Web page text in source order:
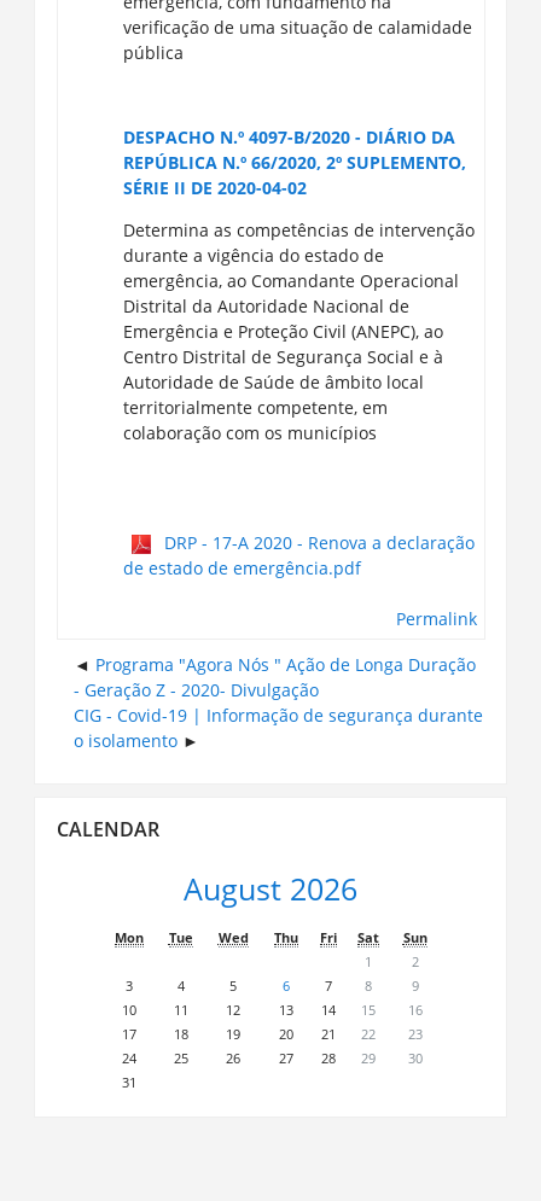
verificação de uma situação de calamidade
pública
DESPACHO N.º 4097-B/2020 - DIÁRIO DA
REPÚBLICA N.º 66/2020, 2º SUPLEMENTO,
SÉRIE II DE 2020-04-02
Determina as competências de intervenção
durante a vigência do estado de
emergência, ao Comandante Operacional
Distrital da Autoridade Nacional de
Emergência e Proteção Civil (ANEPC), ao
Centro Distrital de Segurança Social e à
Autoridade de Saúde de âmbito local
territorialmente competente, em
colaboração com os municípios
DRP - 17-A 2020 - Renova a declaração
de estado de emergência.pdf
Permalink
Programa "Agora Nós " Ação de Longa Duração
- Geração Z - 2020- Divulgação
CIG - Covid-19 | Informação de segurança durante
o isolamento
Calendar
CALENDAR
August 2026
Mon Tue Wed Thu Fri Sat
Sun
1
2
3
4 5 6 7 8
9
10
11 12 13 14 15
16
17
18 19 20 21 22
23
24
25 26 27 28 29
30
31